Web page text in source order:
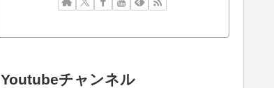
Youtubeチャンネル